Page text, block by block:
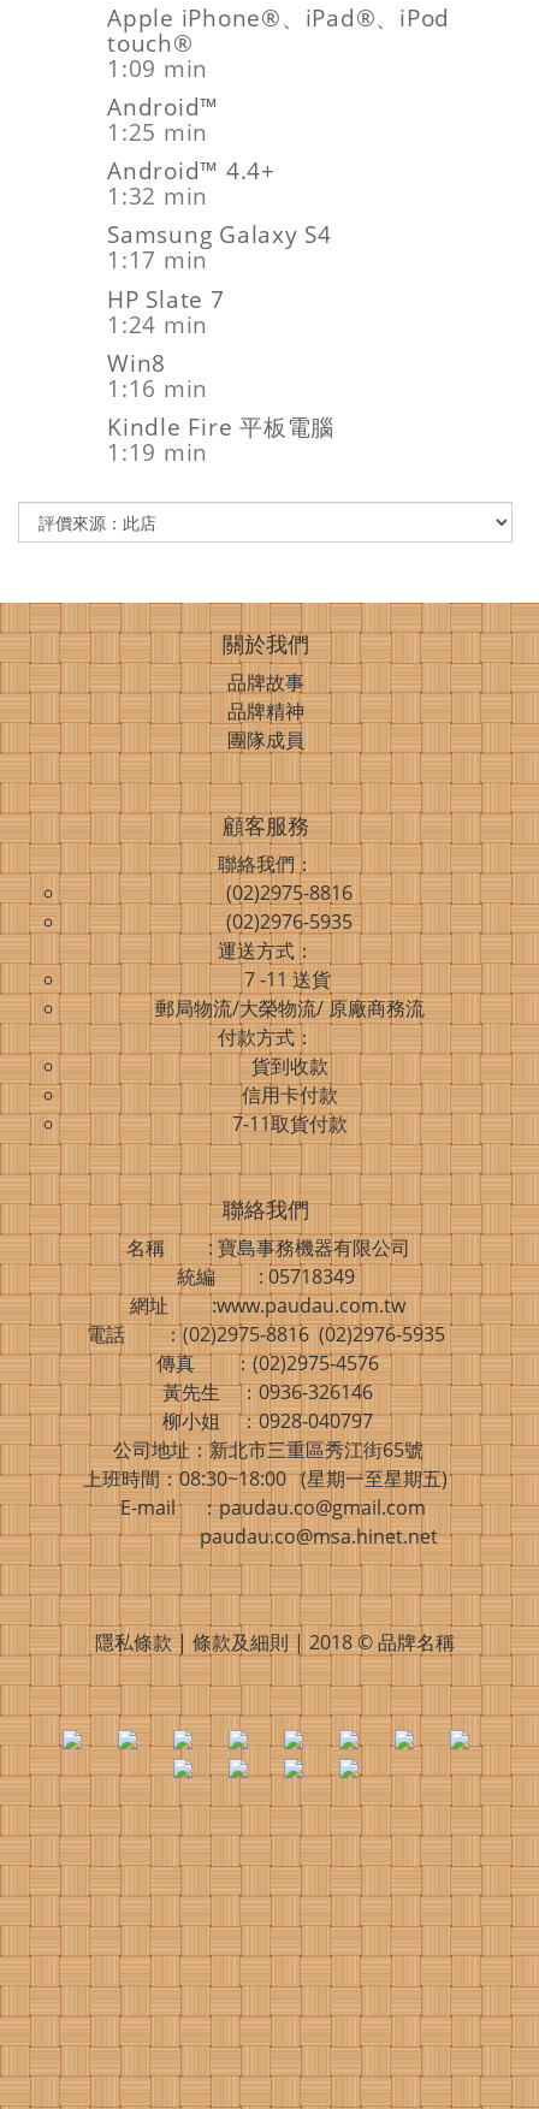
Apple iPhone®、iPad®、iPod
touch®
1:09 min
Android™
1:25 min
Android™ 4.4+
1:32 min
Samsung Galaxy S4
1:17 min
HP Slate 7
1:24 min
Win8
1:16 min
Kindle Fire 平板電腦
1:19 min
關於我們
品牌故事
品牌精神
團隊成員
顧客服務
聯絡我們：
(02)2975-8816
(02)2976-5935
運送方式：
7 -11 送貨
郵局物流/大榮物流/ 原廠商務流
付款方式：
貨到收款
信用卡付款
7-11取貨付款
聯絡我們
名稱 : 寶島事務機器有限公司
統編 : 05718349
網址 :www.paudau.com.tw
電話 ：(02)2975-8816 (02)2976-5935
傳真 ：(02)2975-4576
黃先生 ：0936-326146
柳小姐 ：0928-040797
公司地址：新北市三重區秀江街65號
上班時間：08:30~18:00 (星期一至星期五)
E-mail ：paudau.co@gmail.com
paudau.co@msa.hinet.net
隱私條款 | 條款及細則 | 2018 © 品牌名稱